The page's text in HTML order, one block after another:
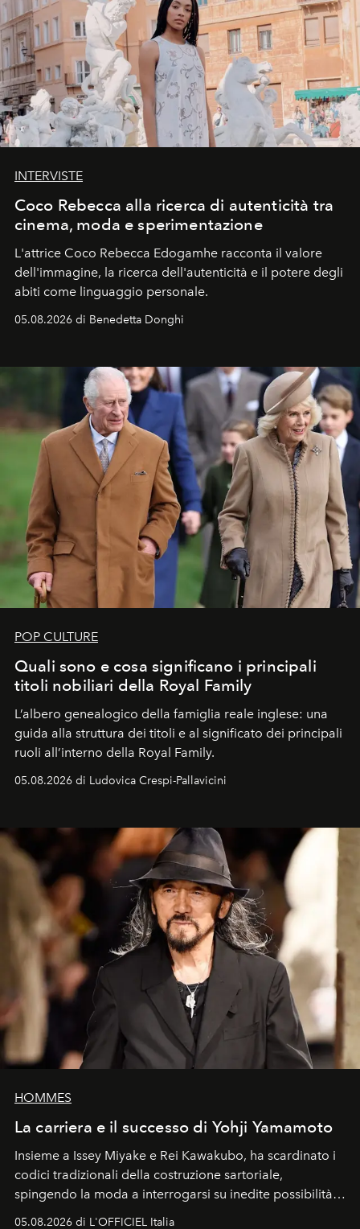
INTERVISTE
Coco Rebecca alla ricerca di autenticità tra
cinema, moda e sperimentazione
L'attrice Coco Rebecca Edogamhe racconta il valore
dell'immagine, la ricerca dell'autenticità e il potere degli
abiti come linguaggio personale.
05.08.2026 di Benedetta Donghi
POP CULTURE
Quali sono e cosa significano i principali
titoli nobiliari della Royal Family
L’albero genealogico della famiglia reale inglese: una
guida alla struttura dei titoli e al significato dei principali
ruoli all’interno della Royal Family.
05.08.2026 di Ludovica Crespi-Pallavicini
HOMMES
La carriera e il successo di Yohji Yamamoto
Insieme a Issey Miyake e Rei Kawakubo, ha scardinato i
codici tradizionali della costruzione sartoriale,
spingendo la moda a interrogarsi su inedite possibilità
formali e a ridefinire il concetto stesso di silhouette.
05.08.2026 di L'OFFICIEL Italia